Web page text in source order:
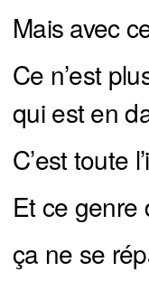
Mais avec
Ce n’est
qui est en
C’est toute
Et ce
ça ne se